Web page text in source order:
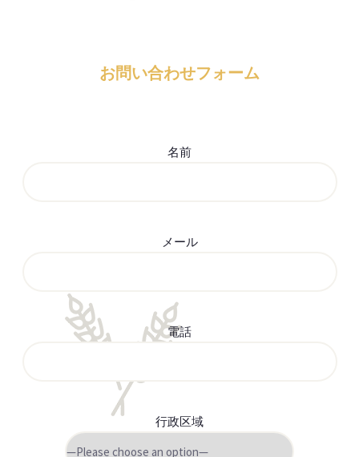
お問い合わせフォーム
名前
メール
電話
行政区域